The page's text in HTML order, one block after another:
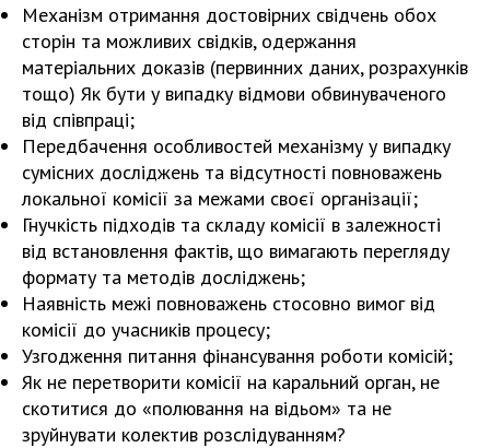
Механізм отримання достовірних свідчень обох
сторін та можливих свідків, одержання
матеріальних доказів (первинних даних, розрахунків
тощо) Як бути у випадку відмови обвинуваченого
від співпраці;
Передбачення особливостей механізму у випадку
сумісних досліджень та відсутності повноважень
локальної комісії за межами своєї організації;
Гнучкість підходів та складу комісії в залежності
від встановлення фактів, що вимагають перегляду
формату та методів досліджень;
Наявність межі повноважень стосовно вимог від
комісії до учасників процесу;
Узгодження питання фінансування роботи комісій;
Як не перетворити комісії на каральний орган, не
скотитися до «полювання на відьом» та не
зруйнувати колектив розслідуванням?